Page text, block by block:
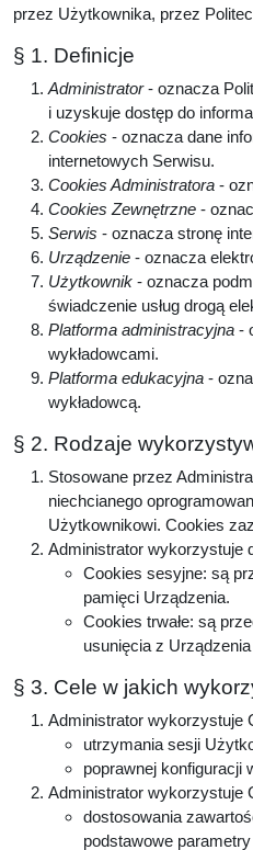
przez Użytkownika, przez
§ 1. Definicje
Administrator- oznacza
i uzyskuje dostęp do
Cookies - oznacza dane
internetowych Serwisu.
Cookies Administratora -
Cookies Zewnętrzne -
Serwis - oznacza stronę
Urządzenie - oznacza
Użytkownik - oznacza
świadczenie usług drogą
Platforma administracyjna -
wykładowcami.
Platforma edukacyjna -
wykładowcą.
§ 2. Rodzaje
Stosowane przez
niechcianego
Użytkownikowi. Cookies
Administrator wykorzystuje
Cookies sesyjne: są
pamięci Urządzenia.
Cookies trwałe: są
usunięcia z
§ 3. Cele w jakich
Administrator wykorzystuje
utrzymania sesji
poprawnej konfiguracji
Administrator wykorzystuje
dostosowania
podstawowe